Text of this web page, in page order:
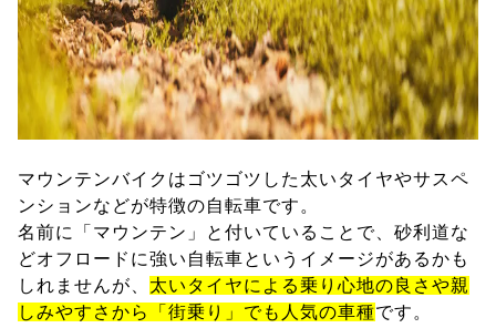
マウンテンバイクはゴツゴツした太いタイヤやサスペ
ンションなどが特徴の自転車です。
名前に「マウンテン」と付いていることで、砂利道な
どオフロードに強い自転車というイメージがあるかも
しれませんが、 太いタイヤによる乗り心地の良さや親
しみやすさから「街乗り」でも人気の車種です。